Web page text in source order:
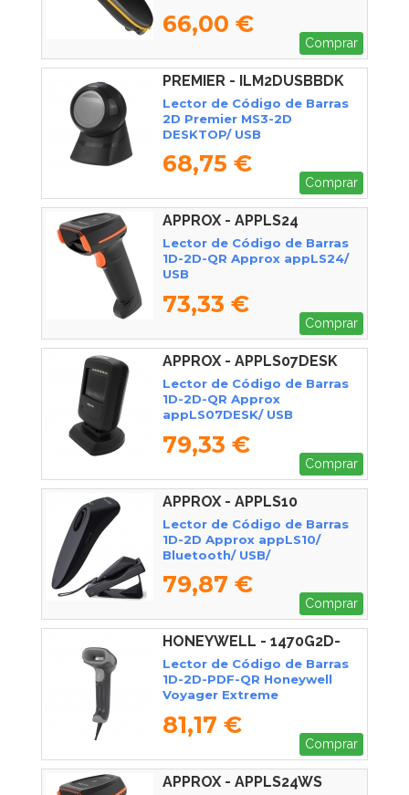
66,00 €
Comprar
PREMIER - ILM2DUSBBDK
Lector de Código de Barras
2D Premier MS3-2D
DESKTOP/ USB
68,75 €
Comprar
APPROX - APPLS24
Lector de Código de Barras
1D-2D-QR Approx appLS24/
USB
73,33 €
Comprar
APPROX - APPLS07DESK
Lector de Código de Barras
1D-2D-QR Approx
appLS07DESK/ USB
79,33 €
Comprar
APPROX - APPLS10
Lector de Código de Barras
1D-2D Approx appLS10/
Bluetooth/ USB/
79,87 €
Comprar
HONEYWELL - 1470G2D-
2USB-1-R
Lector de Código de Barras
1D-2D-PDF-QR Honeywell
Voyager Extreme
81,17 €
Comprar
APPROX - APPLS24WS